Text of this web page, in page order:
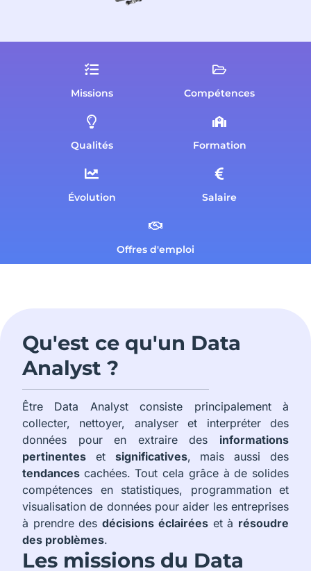
Missions Compétences
Qualités Formation
Évolution Salaire
Offres d'emploi
Qu'est ce qu'un Data
Analyst ?
Être Data Analyst consiste principalement à
collecter, nettoyer, analyser et interpréter des
données pour en extraire des informations
pertinentes et significatives, mais aussi des
tendances cachées. Tout cela grâce à de solides
compétences en statistiques, programmation et
visualisation de données pour aider les entreprises
à prendre desdécisions éclairéeset à résoudre
des problèmes.
Les missions du Data